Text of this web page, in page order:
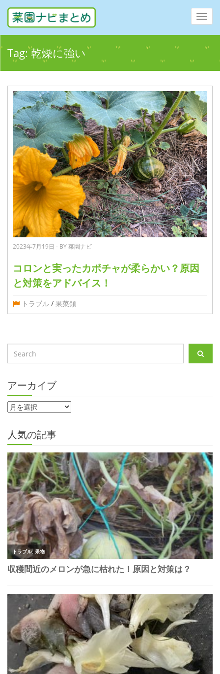
Tag:乾燥に強い
2023年7月19日 - BY 菜園ナビ
コロンと実ったカボチャが柔らかい？原因
と対策をアドバイス！
トラブル / 果菜類
アーカイブ
人気の記事